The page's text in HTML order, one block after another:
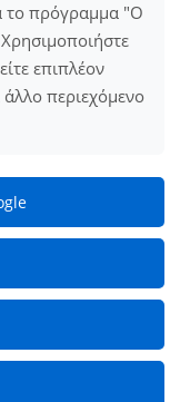
το πρόγραμμα "Ο
επιπλέον
περιεχόμενο